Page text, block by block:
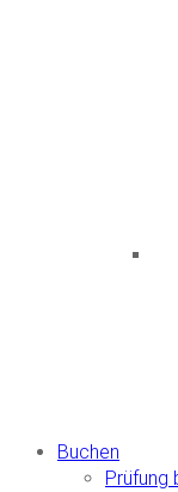
Buchen
Prüfung